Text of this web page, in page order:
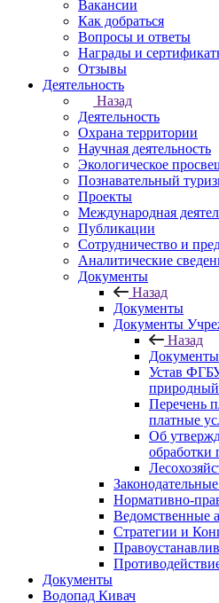
Вакансии
Как добраться
Вопросы и ответы
Награды и
Отзывы
Деятельность
Назад
Деятельность
Охрана территории
Научная деятельность
Экологическое
Познавательный
Проекты
Международная
Публикации
Сотрудничество и
Аналитические
Документы
Назад
Документы
Документы
Назад
Устав
природный
Перечень
платные
Об
обработки
Нормативно-
Ведомственные
Стратегии и
Документы
Водопад Кивач